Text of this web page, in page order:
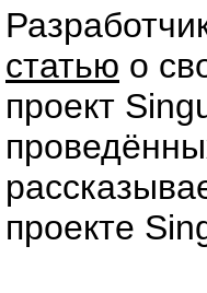
статью о
проект
проекте